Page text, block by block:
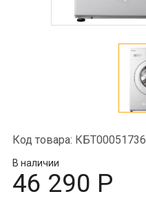
Код товара: КБТ00051736
В наличии
46 290 Р